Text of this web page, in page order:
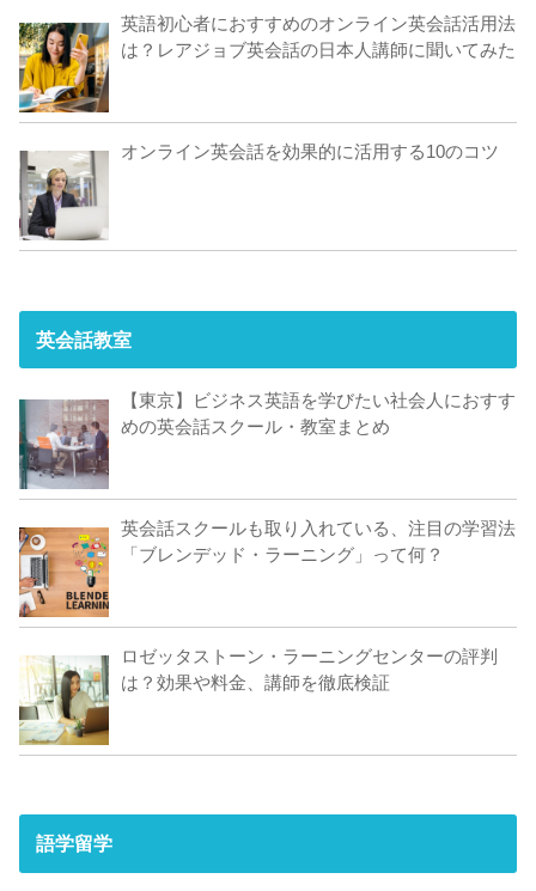
英語初心者におすすめのオンライン英会話活用法
は？レアジョブ英会話の日本人講師に聞いてみた
オンライン英会話を効果的に活用する10のコツ
英会話教室
【東京】ビジネス英語を学びたい社会人におすす
めの英会話スクール・教室まとめ
英会話スクールも取り入れている、注目の学習法
「ブレンデッド・ラーニング」って何？
ロゼッタストーン・ラーニングセンターの評判
は？効果や料金、講師を徹底検証
語学留学